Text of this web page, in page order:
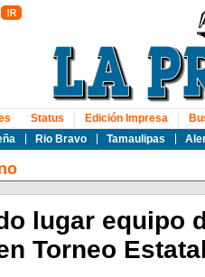
Rio Bravo Tamaulipas
Status Edición Impresa
lugar equipo
Torneo